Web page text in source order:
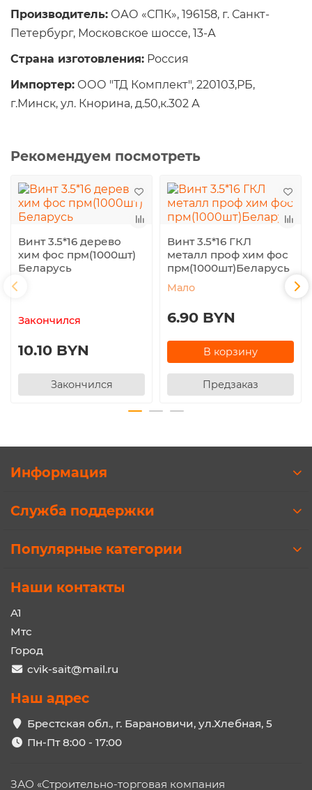
Производитель: ОАО «СПК», 196158, г. Санкт-
Петербург, Московское шоссе, 13-А
Страна изготовления: Россия
Импортер: ООО "ТД Комплект", 220103,РБ,
г.Минск, ул. Кнорина, д.50,к.302 А
Рекомендуем посмотреть
Винт 3.5*16 дерево
хим фос прм(1000шт)
Беларусь
Закончился
10.10 BYN
Закончился
Винт 3.5*16 ГКЛ
металл проф хим фос
прм(1000шт)Беларусь
Мало
6.90 BYN
В корзину
Предзаказ
Информация
Служба поддержки
Популярные категории
Наши контакты
A1
Мтс
Город
cvik-sait@mail.ru
Наш адрес
Брестская обл., г. Барановичи, ул.Хлебная, 5
Пн-Пт 8:00 - 17:00
ЗАО «Строительно-торговая компания